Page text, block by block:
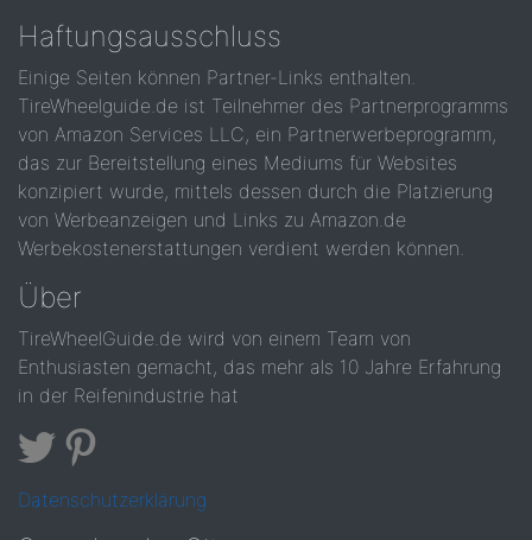
Haftungsausschluss
Einige Seiten können Partner-Links enthalten.
TireWheelguide.de ist Teilnehmer des Partnerprogramms
von Amazon Services LLC, ein Partnerwerbeprogramm,
das zur Bereitstellung eines Mediums für Websites
konzipiert wurde, mittels dessen durch die Platzierung
von Werbeanzeigen und Links zu Amazon.de
Werbekostenerstattungen verdient werden können.
Über
TireWheelGuide.de wird von einem Team von
Enthusiasten gemacht, das mehr als 10 Jahre Erfahrung
in der Reifenindustrie hat
Datenschutzerklärung